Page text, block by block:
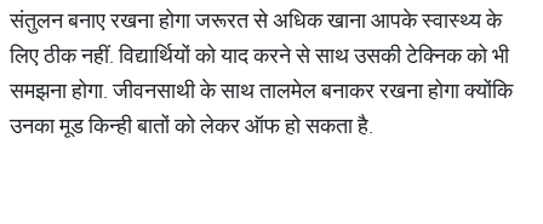
संतुलन बनाए रखना होगा जरूरत से अधिक खाना आपके स्वास्थ्य के
लिए ठीक नहीं. विद्यार्थियों को याद करने से साथ उसकी टेक्निक को भी
समझना होगा. जीवनसाथी के साथ तालमेल बनाकर रखना होगा क्योंकि
उनका मूड किन्ही बातों को लेकर ऑफ हो सकता है.